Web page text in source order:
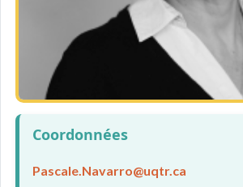
Coordonnées
Pascale.Navarro@uqtr.ca